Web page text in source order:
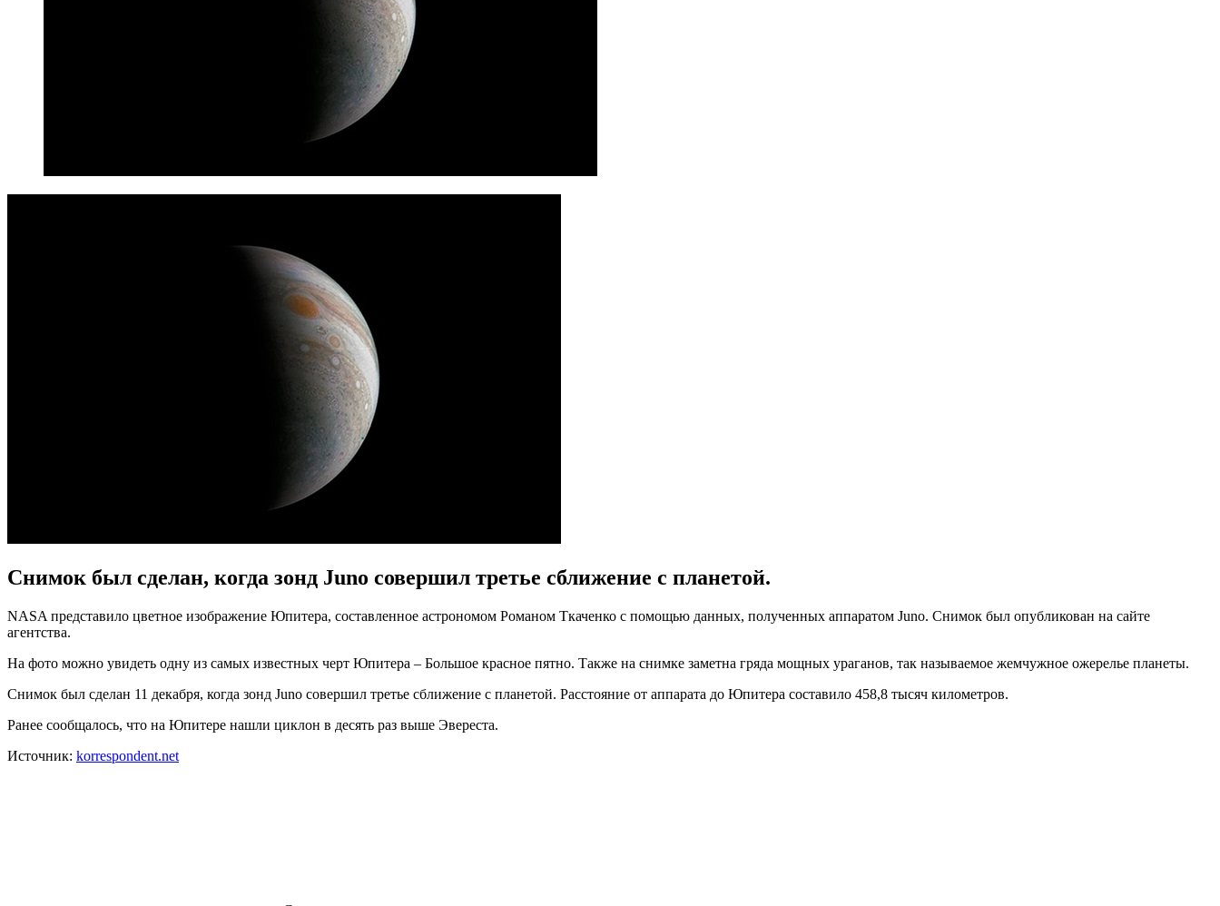
Снимок был сделан, когда зонд Juno совершил третье сближение с планетой.
NASA представило цветное изображение Юпитера, составленное астрономом Романом Ткаченко с помощью данных, полученных аппаратом Juno. Снимок был опубликован на сайте
агентства.
На фото можно увидеть одну из самых известных черт Юпитера – Большое красное пятно. Также на снимке заметна гряда мощных ураганов, так называемое жемчужное ожерелье планеты.
Снимок был сделан 11 декабря, когда зонд Juno совершил третье сближение с планетой. Расстояние от аппарата до Юпитера составило 458,8 тысяч километров.
Ранее сообщалось, что на Юпитере нашли циклон в десять раз выше Эвереста.
Источник: korrespondent.net